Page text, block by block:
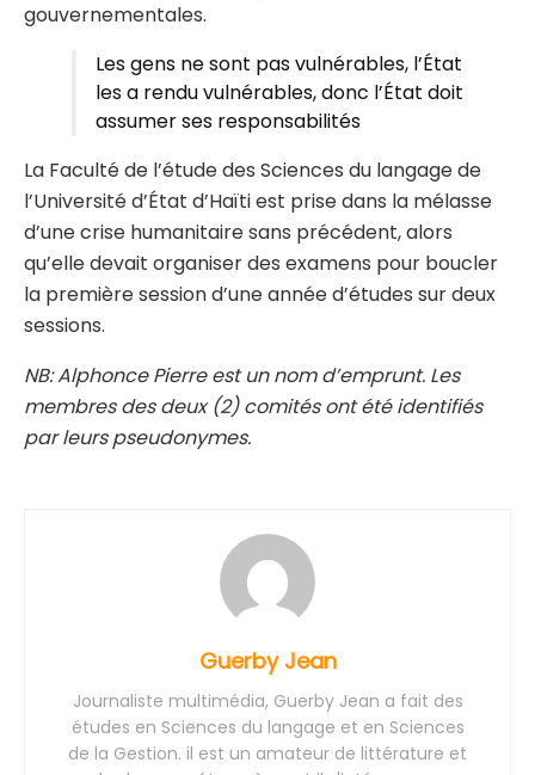
gouvernementales.
Les gens ne sont pas vulnérables, l’État
les a rendu vulnérables, donc l’État doit
assumer ses responsabilités
La Faculté de l’étude des Sciences du langage de
l’Université d’État d’Haïti est prise dans la mélasse
d’une crise humanitaire sans précédent, alors
qu’elle devait organiser des examens pour boucler
la première session d’une année d’études sur deux
sessions.
NB: Alphonce Pierre est un nom d’emprunt. Les
membres des deux (2) comités ont été identifiés
par leurs pseudonymes.
Guerby Jean
Journaliste multimédia, Guerby Jean a fait des
études en Sciences du langage et en Sciences
de la Gestion. il est un amateur de littérature et